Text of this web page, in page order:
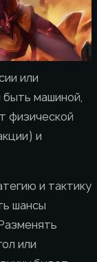
или
быть машиной,
физической
и
и тактику
шансы
или